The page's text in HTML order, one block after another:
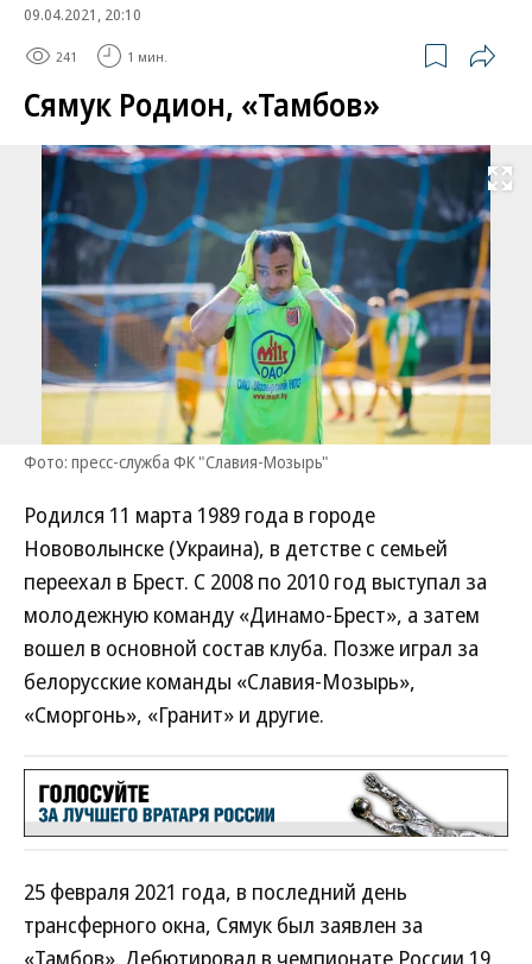
09.04.2021, 20:10
241 1 мин.
Сямук Родион, «Тамбов»
Развернуть
Фото: пресс-служба ФК "Славия-Мозырь"
Родился 11 марта 1989 года в городе
Нововолынске (Украина), в детстве с семьей
переехал в Брест. С 2008 по 2010 год выступал за
молодежную команду «Динамо-Брест», а затем
вошел в основной состав клуба. Позже играл за
белорусские команды «Славия-Мозырь»,
«Сморгонь», «Гранит» и другие.
25 февраля 2021 года, в последний день
трансферного окна, Сямук был заявлен за
«Тамбов». Дебютировал в чемпионате России 19